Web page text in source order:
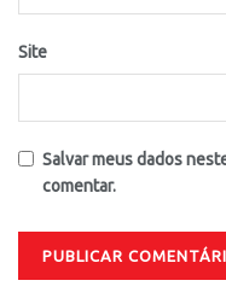
Site
Salvar meus dados
comentar.